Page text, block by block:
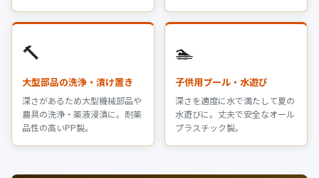
🔨
大型部品の洗浄・漬け置き
深さがあるため大型機械部品や
農具の洗浄・薬液浸漬に。耐薬
品性の高いPP製。
🏊
子供用プール・水遊び
深さを適度に水で満たして夏の
水遊びに。丈夫で安全なオール
プラスチック製。